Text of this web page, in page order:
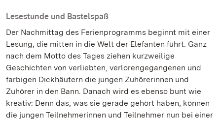
Lesestunde und Bastelspaß
Der Nachmittag des Ferienprogramms beginnt mit einer
Lesung, die mitten in die Welt der Elefanten führt. Ganz
nach dem Motto des Tages ziehen kurzweilige
Geschichten von verliebten, verlorengegangenen und
farbigen Dickhäutern die jungen Zuhörerinnen und
Zuhörer in den Bann. Danach wird es ebenso bunt wie
kreativ: Denn das, was sie gerade gehört haben, können
die jungen Teilnehmerinnen und Teilnehmer nun bei einer